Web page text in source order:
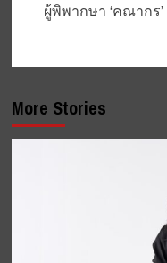
ผู้พิพากษา ‘คณากร
More Stories